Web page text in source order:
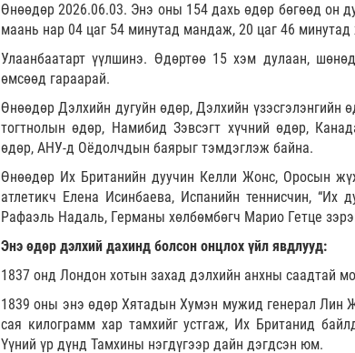
Өнөөдөр 2026.06.03. Энэ оны 154 дахь өдөр бөгөөд он
маань нар 04 цаг 54 минутад мандаж, 20 цаг 46 минутад
Улаанбаатарт үүлшинэ. Өдөртөө 15 хэм дулаан,
өмсөөд гараарай.
Өнөөдөр Дэлхийн дугуйн өдөр, Дэлхийн үзэсгэлэнгийн
тогтнолын өдөр, Намибид Зэвсэгт хүчний өдөр,
өдөр, АНУ-д Оёдолчдын баярыг тэмдэглэж байна.
Өнөөдөр Их Британийн дуучин Келли Жонс, Оросын
атлетикч Елена Исинбаева, Испанийн теннисчин, “Их
Рафаэль Надаль, Германы хөлбөмбөгч Марио Гетце
Энэ өдөр дэлхий дахинд болсон онцлох үйл явдлууд:
1837 онд Лондон хотын захад дэлхийн анхны саадтай
1839 оны энэ өдөр Хятадын Хумэн мужид генерал Лин
сая килограмм хар тамхийг устгаж, Их Британид
Үүний үр дүнд Тамхины нэгдүгээр дайн дэгдсэн юм.